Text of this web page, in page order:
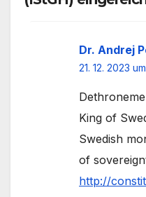
Dr. Andrej
21. 12. 2023
King of
Swedish
of
http://